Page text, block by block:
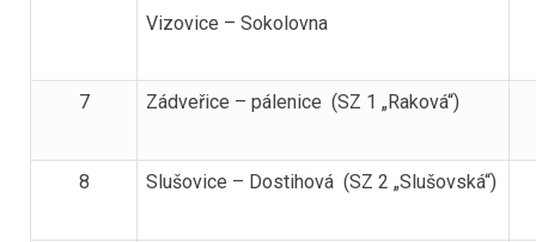
Vizovice – Sokolovna
7 Zádveřice – pálenice (SZ 1 „Raková“)
8 Slušovice – Dostihová (SZ 2 „Slušovská“)